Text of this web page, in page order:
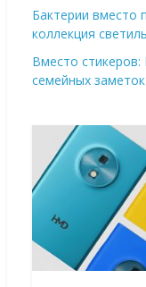
Бактерии вместо
коллекция
Вместо стикеров:
семейных заметок